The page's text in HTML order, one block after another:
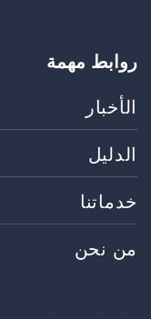
روابط مهمة
الأخبار
الدليل
خدماتنا
من نحن